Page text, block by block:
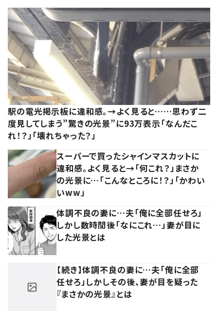
駅の電光掲示板に違和感。→よく見ると……思わず二
度見してしまう”驚きの光景”に93万表示「なんだこ
れ！？」「壊れちゃった？」
スーパーで買ったシャインマスカットに
違和感。よく見ると→「何これ？」まさか
の光景に…「こんなところに！？」「かわい
いww」
体調不良の妻に…夫「俺に全部任せろ」
しかし数時間後「なにこれ…」妻が目に
した光景とは
【続き】体調不良の妻に…夫「俺に全部
任せろ」しかしその後、妻が目を疑った
『まさかの光景』とは